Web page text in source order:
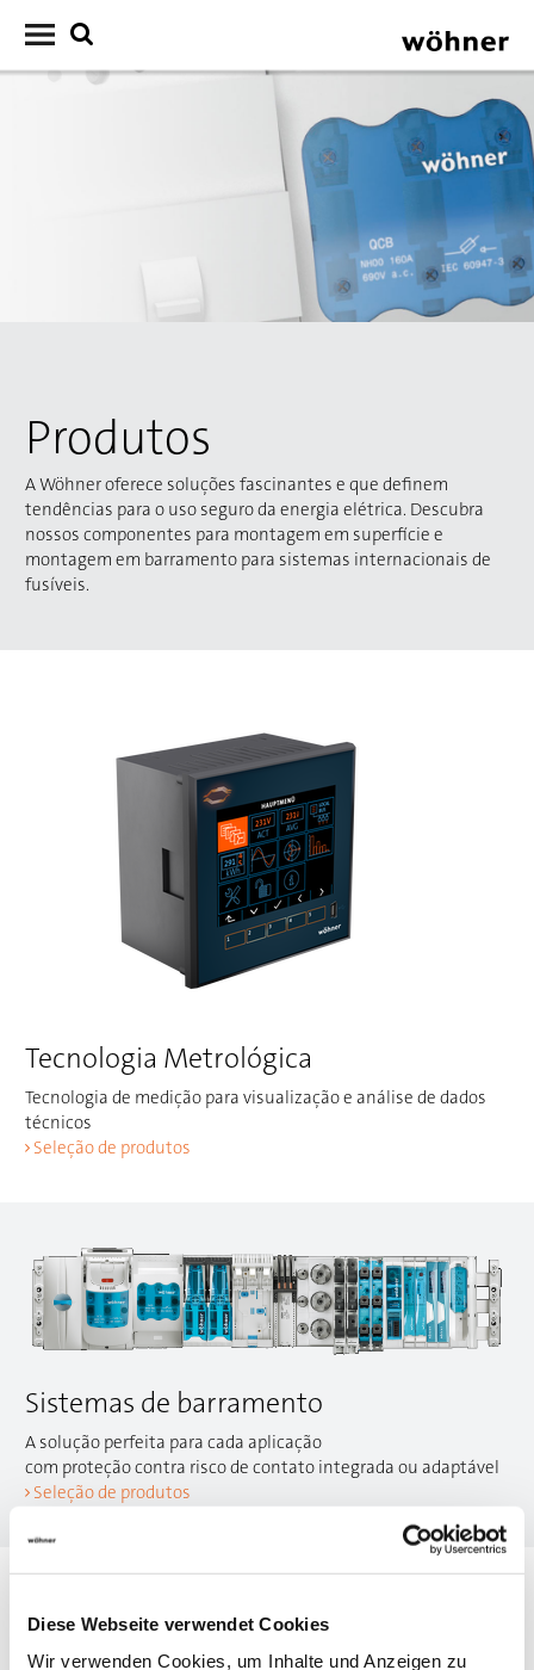
Diese Webseite verwendet Cookies
Wir verwenden Cookies, um Inhalte und Anzeigen zu
Produtos
A Wöhner oferece soluções fascinantes e que definem
tendências para o uso seguro da energia elétrica. Descubra
nossos componentes para montagem em superfície e
montagem em barramento para sistemas internacionais de
fusíveis.
Tecnologia Metrológica
Tecnologia de medição para visualização e análise de dados
técnicos
Seleção de produtos
Sistemas de barramento
A solução perfeita para cada aplicação
com proteção contra risco de contato integrada ou adaptável
Seleção de produtos